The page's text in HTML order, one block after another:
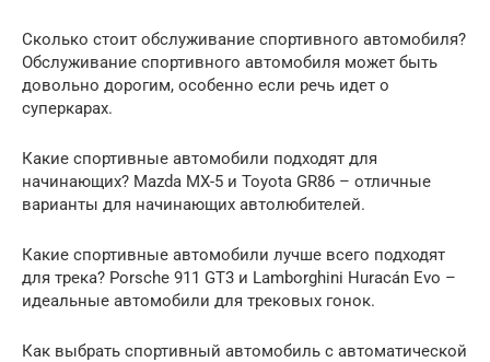
Сколько стоит обслуживание спортивного автомобиля?
Обслуживание спортивного автомобиля может быть
довольно дорогим, особенно если речь идет о
суперкарах.
Какие спортивные автомобили подходят для
начинающих? Mazda MX-5 и Toyota GR86 – отличные
варианты для начинающих автолюбителей.
Какие спортивные автомобили лучше всего подходят
для трека? Porsche 911 GT3 и Lamborghini Huracán Evo –
идеальные автомобили для трековых гонок.
Как выбрать спортивный автомобиль с автоматической